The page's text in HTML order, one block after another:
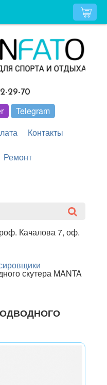
29-70
Telegram
Контакты
Ремонт
Качалова 7, оф.
скутера MANTA